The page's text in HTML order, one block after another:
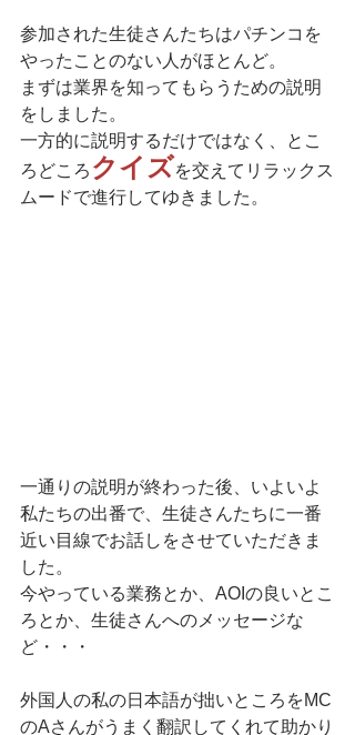
参加された生徒さんたちはパチンコを
やったことのない人がほとんど。
まずは業界を知ってもらうための説明
をしました。
一方的に説明するだけではなく、とこ
ろどころ クイズを交えてリラックス
ムードで進行してゆきました。
一通りの説明が終わった後、いよいよ
私たちの出番で、生徒さんたちに一番
近い目線でお話しをさせていただきま
した。
今やっている業務とか、AOIの良いとこ
ろとか、生徒さんへのメッセージな
ど・・・
外国人の私の日本語が拙いところをMC
のAさんがうまく翻訳してくれて助かり